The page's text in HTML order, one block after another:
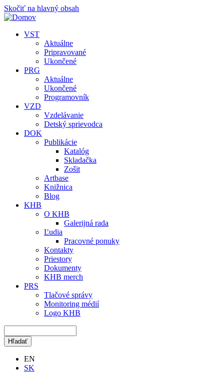
Skočiť na hlavný obsah
VST
Aktuálne
Pripravované
Ukončené
PRG
Aktuálne
Ukončené
Programovník
VZD
Vzdelávanie
Detský sprievodca
DOK
Publikácie
Katalóg
Skladačka
Zošit
Artbase
Knižnica
Blog
KHB
O KHB
Galerijná rada
Ľudia
Pracovné ponuky
Kontakty
Priestory
Dokumenty
KHB merch
PRS
Tlačové správy
Monitoring médií
Logo KHB
EN
SK